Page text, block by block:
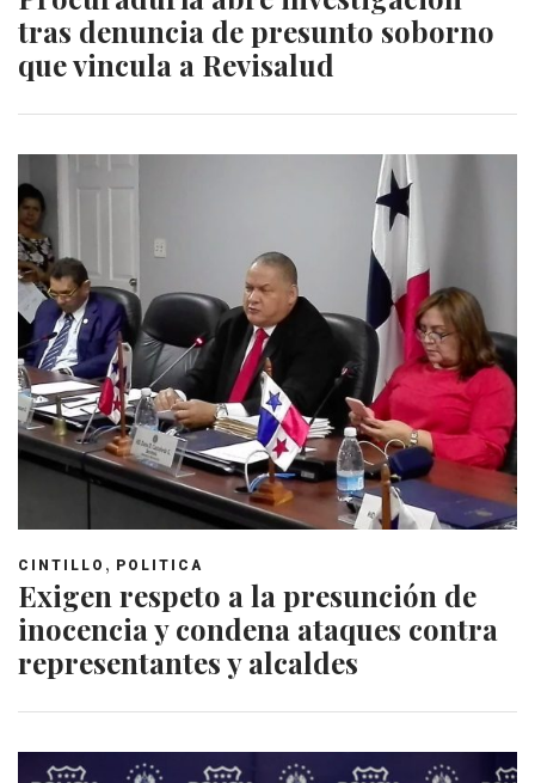
tras denuncia de presunto soborno
que vincula a Revisalud
CINTILLO , POLITICA
Exigen respeto a la presunción de
inocencia y condena ataques contra
representantes y alcaldes